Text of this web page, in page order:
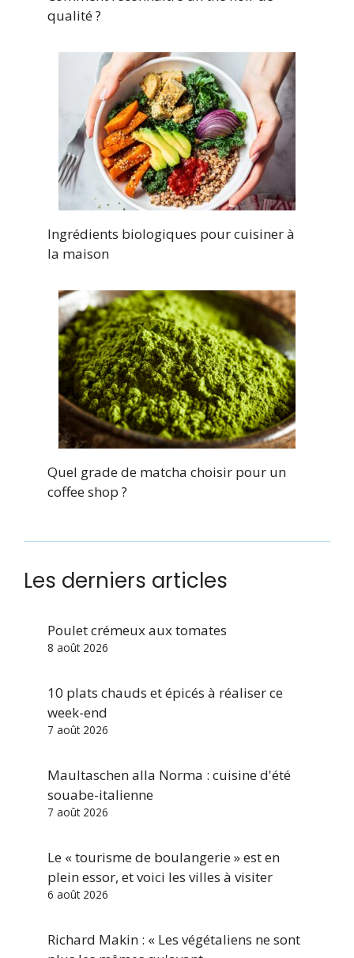
qualité ?
Ingrédients biologiques pour cuisiner à
la maison
Quel grade de matcha choisir pour un
coffee shop ?
Les derniers articles
Poulet crémeux aux tomates
8 août 2026
10 plats chauds et épicés à réaliser ce
week-end
7 août 2026
Maultaschen alla Norma : cuisine d'été
souabe-italienne
7 août 2026
Le « tourisme de boulangerie » est en
plein essor, et voici les villes à visiter
6 août 2026
Richard Makin : « Les végétaliens ne sont